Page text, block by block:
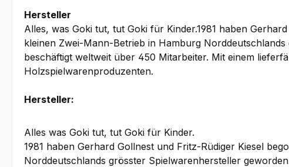
Hersteller
Alles, was Goki tut, tut Goki für Kinder.1981 haben
kleinen Zwei-Mann-Betrieb in Hamburg
beschäftigt weltweit über 450 Mitarbeiter. Mit einem
Holzspielwarenproduzenten.
Hersteller:
Alles was Goki tut, tut Goki für Kinder.
1981 haben Gerhard Gollnest und Fritz-Rüdiger Kiesel
Norddeutschlands grösster Spielwarenhersteller